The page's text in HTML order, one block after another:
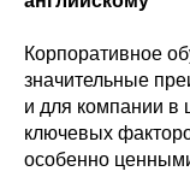
Корпоративное
значительные
и для компании в
ключевых
особенно